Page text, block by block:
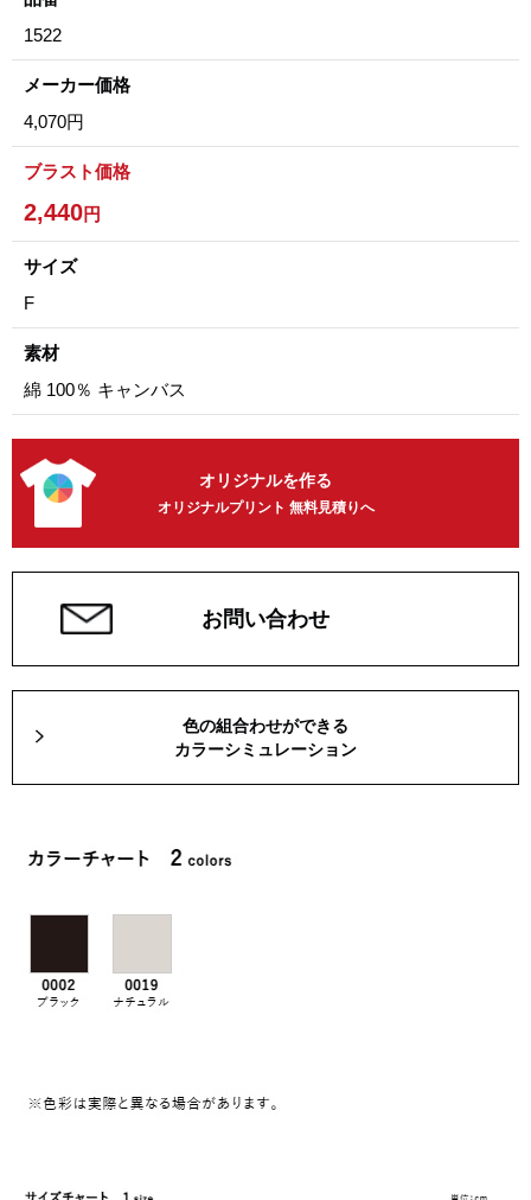
1522
メーカー価格
4,070円
ブラスト価格
2,440円
サイズ
F
素材
綿 100％ キャンバス
オリジナルを作る
オリジナルプリント 無料見積りへ
お問い合わせ
色の組合わせができる
カラーシミュレーション